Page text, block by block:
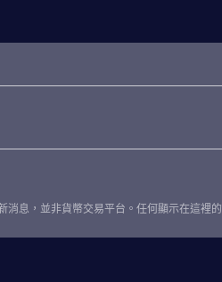
消息，並非貨幣交易平台。任何顯示在這裡